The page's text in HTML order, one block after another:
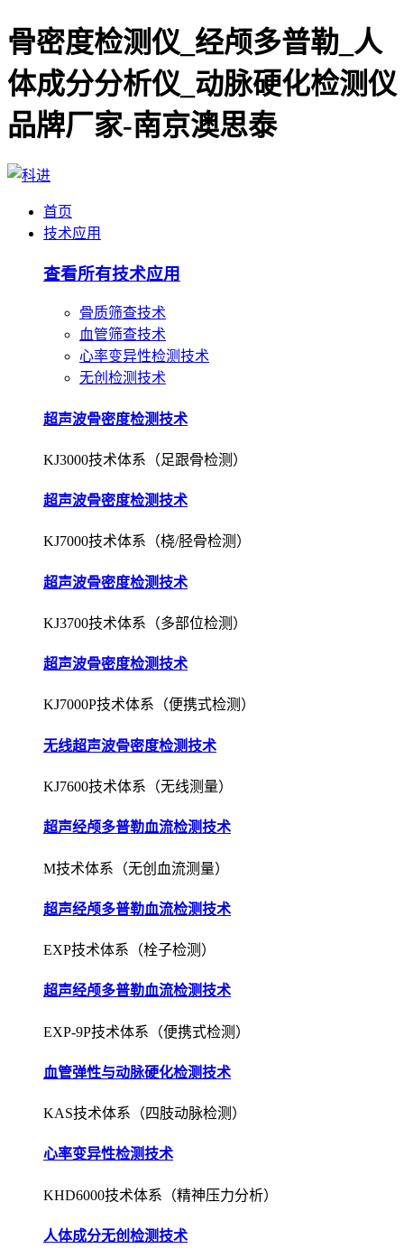
骨密度检测仪_经颅多普勒_人
体成分分析仪_动脉硬化检测仪
品牌厂家-南京澳思泰
首页
技术应用
查看所有技术应用
骨质筛查技术
血管筛查技术
心率变异性检测技术
无创检测技术
超声波骨密度检测技术
KJ3000技术体系（足跟骨检测）
超声波骨密度检测技术
KJ7000技术体系（桡/胫骨检测）
超声波骨密度检测技术
KJ3700技术体系（多部位检测）
超声波骨密度检测技术
KJ7000P技术体系（便携式检测）
无线超声波骨密度检测技术
KJ7600技术体系（无线测量）
超声经颅多普勒血流检测技术
M技术体系（无创血流测量）
超声经颅多普勒血流检测技术
EXP技术体系（栓子检测）
超声经颅多普勒血流检测技术
EXP-9P技术体系（便携式检测）
血管弹性与动脉硬化检测技术
KAS技术体系（四肢动脉检测）
心率变异性检测技术
KHD6000技术体系（精神压力分析）
人体成分无创检测技术